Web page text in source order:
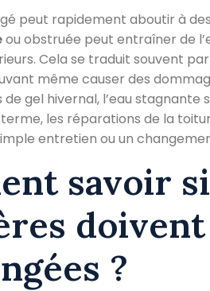
peut rapidement aboutir à
ou obstruée peut entraîner de
Cela se traduit souvent
même causer des
gel hivernal, l’eau stagnante
les réparations de la
entretien ou un
savoir
?